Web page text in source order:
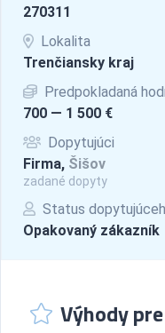
270311
Lokalita
Trenčiansky kraj
Predpokladaná
700 — 1 500 €
Dopytujúci
Firma, Šišov
zadané dopyty
Status
Opakovaný zákazník
Výhody